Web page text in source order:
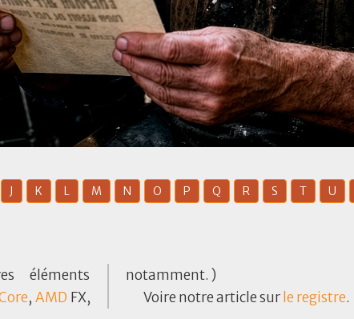
J K L M N O P Q R S T U
éléments
, AMD FX,
notamment. )
Voire notre article sur le registre.